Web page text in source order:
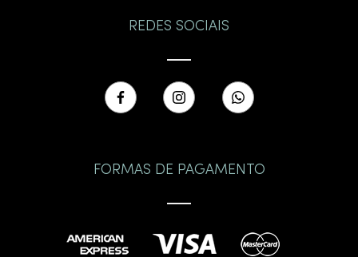
REDES SOCIAIS
FORMAS DE PAGAMENTO